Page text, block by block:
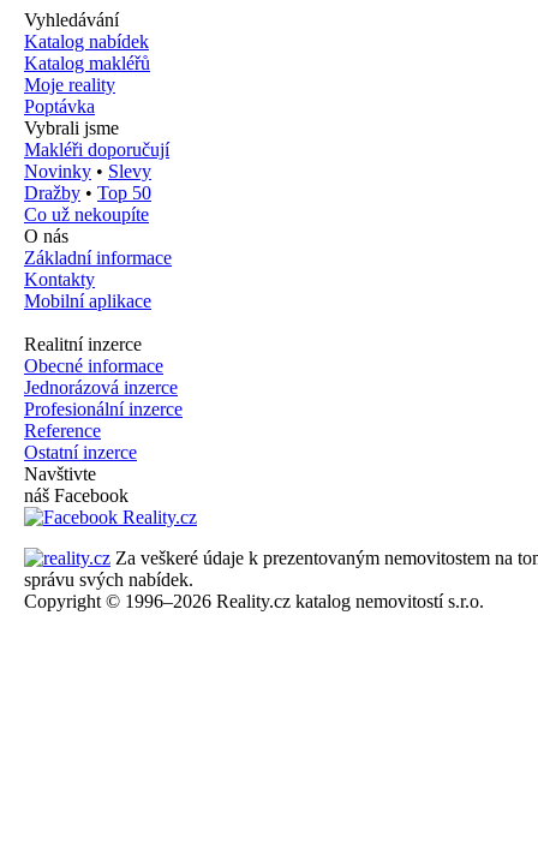
Vyhledávání
Katalog nabídek
Katalog makléřů
Moje reality
Poptávka
Vybrali jsme
Makléři doporučují
Novinky • Slevy
Dražby • Top 50
Co už nekoupíte
O nás
Základní informace
Kontakty
Mobilní aplikace
Realitní inzerce
Obecné informace
Jednorázová inzerce
Profesionální inzerce
Reference
Ostatní inzerce
Navštivte
náš Facebook
Za veškeré údaje k prezentovaným nemovitostem na
správu svých nabídek.
Copyright © 1996–2026 Reality.cz katalog nemovitostí s.r.o.